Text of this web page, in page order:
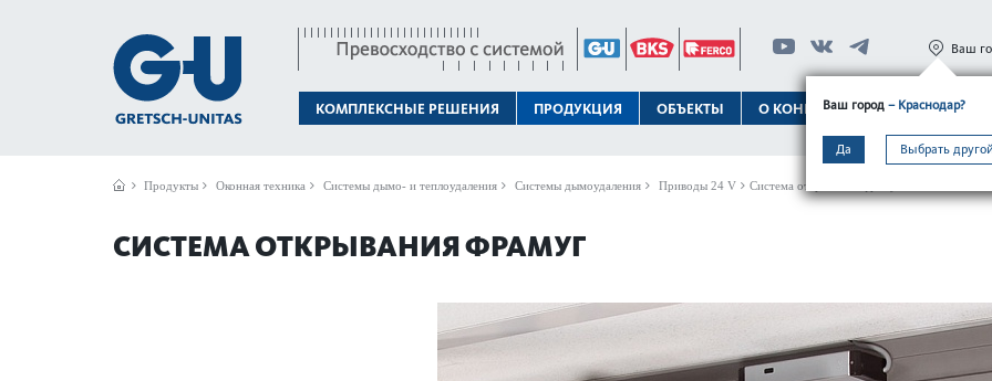
КОМПЛЕКСНЫЕ РЕШЕНИЯ ПРОДУКЦИЯ ОБЪЕКТЫ О КОНЦЕРНЕ ТЕХПОДДЕРЖКА
Ваш город – Краснодар?
Да Выбрать
Ваш
Продукты Оконная техника Системы дымо- и теплоудаления Системы дымоудаления Приводы 24 V Система открывания фрамуг
СИСТЕМА ОТКРЫВАНИЯ ФРАМУГ